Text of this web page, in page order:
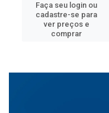
Faça seu login ou
cadastre-se para
ver preços e
comprar